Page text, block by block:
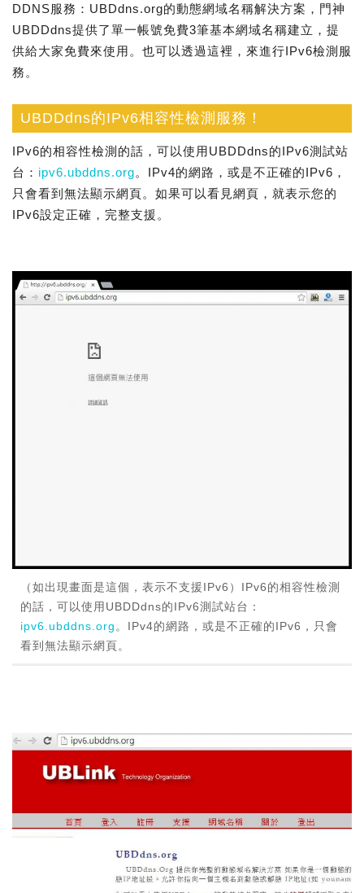
DDNS服務：UBDdns.org的動態網域名稱解決方案，門神
UBDDdns提供了單一帳號免費3筆基本網域名稱建立，提
供給大家免費來使用。也可以透過這裡，來進行IPv6檢測服
務。
UBDDdns的IPv6相容性檢測服務！
IPv6的相容性檢測的話，可以使用UBDDdns的IPv6測試站
台： ipv6.ubddns.org。IPv4的網路，或是不正確的IPv6，
只會看到無法顯示網頁。如果可以看見網頁，就表示您的
IPv6設定正確，完整支援。
（如出現畫面是這個，表示不支援IPv6）IPv6的相容性檢測
的話，可以使用UBDDdns的IPv6測試站台：
ipv6.ubddns.org 。IPv4的網路，或是不正確的IPv6，只會
看到無法顯示網頁。